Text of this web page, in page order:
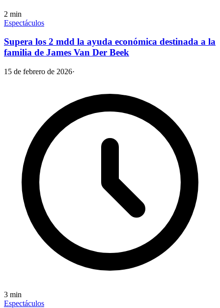
2 min
Espectáculos
Supera los 2 mdd la ayuda económica destinada a la
familia de James Van Der Beek
15 de febrero de 2026·
3 min
Espectáculos